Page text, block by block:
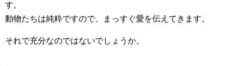
す。
動物たちは純粋ですので、まっすぐ愛を伝えてきます。
それで充分なのではないでしょうか。